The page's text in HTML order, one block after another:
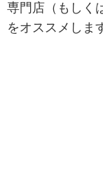
専門店（もしく
をオススメしま